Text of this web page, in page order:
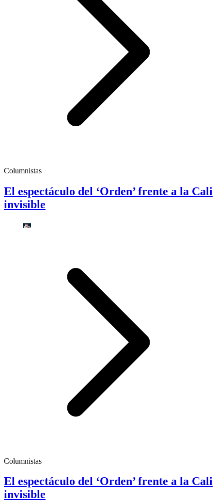
Columnistas
El espectáculo del ‘Orden’ frente a la Cali
invisible
Columnistas
El espectáculo del ‘Orden’ frente a la Cali
invisible